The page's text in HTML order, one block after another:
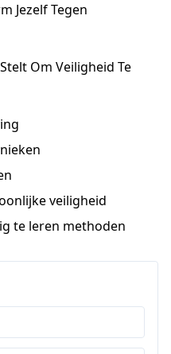
Jezelf Tegen
Om Veiligheid Te
veiligheid
te leren methoden